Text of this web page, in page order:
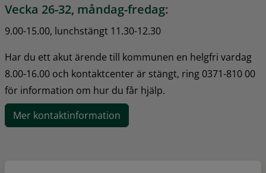
Vecka 26-32, måndag-fredag:
9.00-15.00, lunchstängt 11.30-12.30
Har du ett akut ärende till kommunen en helgfri vardag
8.00-16.00 och kontaktcenter är stängt, ring 0371-810 00
för information om hur du får hjälp.
Mer kontaktinformation